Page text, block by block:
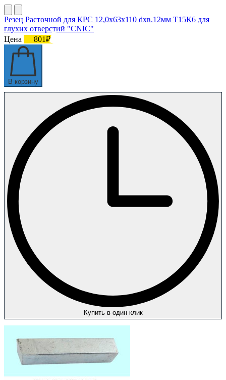
Резец Расточной для КРС 12,0х63х110 dхв.12мм Т15К6 для
глухих отверстий "CNIC"
Цена
801₽
В корзину
Купить в один клик